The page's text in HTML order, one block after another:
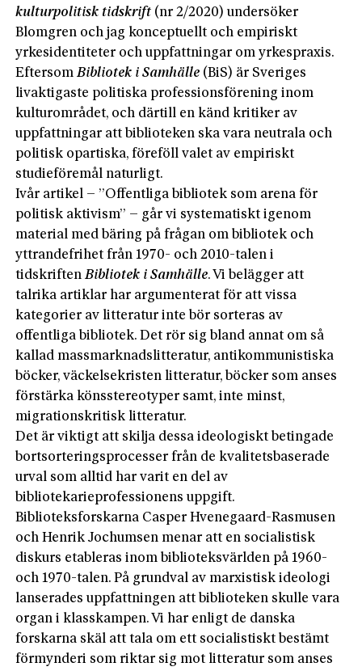
kulturpolitisk tidskrift (nr 2/2020) undersöker
Blomgren och jag konceptuellt och empiriskt
yrkesidentiteter och uppfattningar om yrkespraxis.
EftersomBibliotek i Samhälle (BiS) är Sveriges
livaktigaste politiska professionsförening inom
kulturområdet, och därtill en känd kritiker av
uppfattningar att biblioteken ska vara neutrala och
politisk opartiska, föreföll valet av empiriskt
studieföremål naturligt.
Ivår artikel – ”Offentliga bibliotek som arena för
politisk aktivism” – går vi systematiskt igenom
material med bäring på frågan om bibliotek och
yttrandefrihet från 1970- och 2010-talen i
tidskriftenBibliotek i Samhälle. Vi belägger att
talrika artiklar har argumenterat för att vissa
kategorier av litteratur inte bör sorteras av
offentliga bibliotek. Det rör sig bland annat om så
kallad massmarknadslitteratur, antikommunistiska
böcker, väckelsekristen litteratur, böcker som anses
förstärka könsstereotyper samt, inte minst,
migrationskritisk litteratur.
Det är viktigt att skilja dessa ideologiskt betingade
bortsorteringsprocesser från de kvalitetsbaserade
urval som alltid har varit en del av
bibliotekarieprofessionens uppgift.
Biblioteksforskarna Casper Hvenegaard-Rasmusen
och Henrik Jochumsen menar att en socialistisk
diskurs etableras inom biblioteksvärlden på 1960-
och 1970-talen. På grundval av marxistisk ideo­logi
lanserades uppfattningen att biblioteken skulle vara
organ i klasskampen. Vi har enligt de danska
forskarna skäl att tala om ett socialistiskt bestämt
förmynderi som riktar sig mot litteratur som anses